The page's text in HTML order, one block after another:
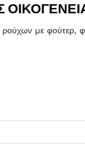
με φούτερ,